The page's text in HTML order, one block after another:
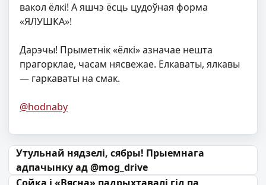
вакол ёлкі! А яшчэ ёсць цудоўная форма
«ЯЛУШКА»!
Дарэчы! Прыметнік «ёлкі» азначае нешта
прагорклае, часам нясвежае. Елкаваты, ялкавы
— гаркаваты на смак.
@hodnaby
Навігацыя па запісах
Утульнай нядзелі, сябры! Прыемнага
адпачынку ад @mog_drive